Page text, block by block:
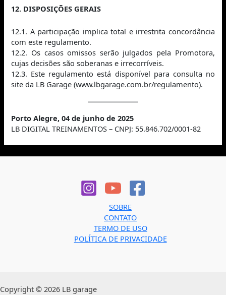
12. DISPOSIÇÕES GERAIS
12.1. A participação implica total e irrestrita concordância
com este regulamento.
12.2. Os casos omissos serão julgados pela Promotora,
cujas decisões são soberanas e irrecorríveis.
12.3. Este regulamento está disponível para consulta no
site da LB Garage (www.lbgarage.com.br/regulamento).
Porto Alegre, 04 de junho de 2025
LB DIGITAL TREINAMENTOS – CNPJ: 55.846.702/0001-82
SOBRE
CONTATO
TERMO DE USO
POLÍTICA DE PRIVACIDADE
Copyright © 2026 LB garage